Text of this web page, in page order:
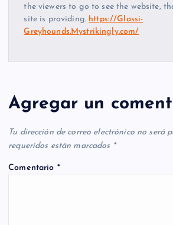
the viewers to go to see the website,
site is providing. https://Glassi-
Greyhounds.Mystrikingly.com/
Agregar un
Tu dirección de correo electrónico no será
requeridos están marcados *
Comentario *